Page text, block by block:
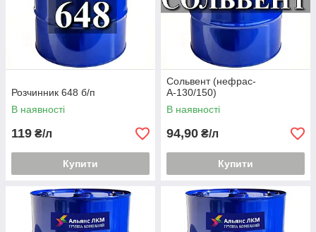
Розчинник 648 б/п
В наявності
119 ₴/л
Купити
Сольвент (нефрас-
А-130/150)
В наявності
94,90 ₴/л
Купити